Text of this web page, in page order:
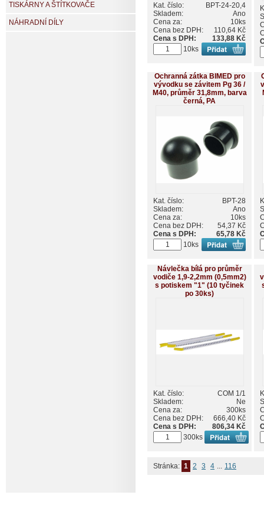
Kat. číslo:
BPT-24-20,4
Skladem:
Ano
Cena za:
10ks
Cena bez DPH:
110,64 Kč
Cena s DPH:
133,88 Kč
10ks
Ochranná zátka BIMED pro
vývodku se závitem Pg 36 /
M40, průměr 31,8mm, barva
černá, PA
Kat. číslo:
BPT-28
Skladem:
Ano
Cena za:
10ks
Cena bez DPH:
54,37 Kč
Cena s DPH:
65,78 Kč
10ks
Návlečka bílá pro průměr
vodiče 1,9-2,2mm (0,5mm2)
s potiskem "1" (10 tyčinek
po 30ks)
Kat. číslo:
COM 1/1
Skladem:
Ne
Cena za:
300ks
Cena bez DPH:
666,40 Kč
Cena s DPH:
806,34 Kč
300ks
Stránka: 1 2 3 4 ... 116
TISKÁRNY A ŠTÍTKOVAČE
NÁHRADNÍ DÍLY